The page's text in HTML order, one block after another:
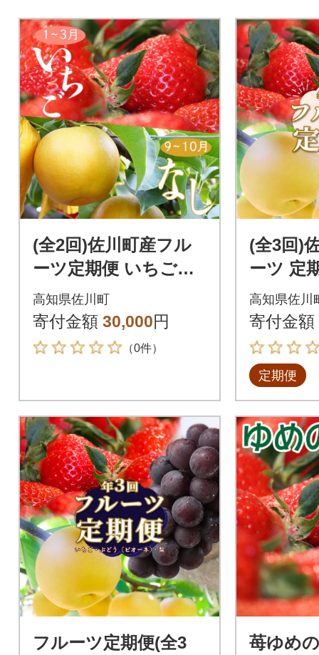
(全2回)佐川町産フル
ーツ定期便 いちご・
梨
高知県佐川町
寄付金額 30,000円
（0件）
(全3回)
ーツ 定
旦 梨
高知県佐川
寄付金額
定期便
フルーツ定期便(全3
苺ゆめ